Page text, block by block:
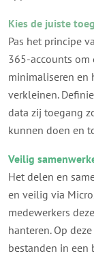
Kies de juiste
Pas het principe
365-accounts
minimaliseren en
verkleinen.
data zij toegang
kunnen doen en
Veilig
Het delen en
en veilig via
medewerkers
hanteren. Op
bestanden in een